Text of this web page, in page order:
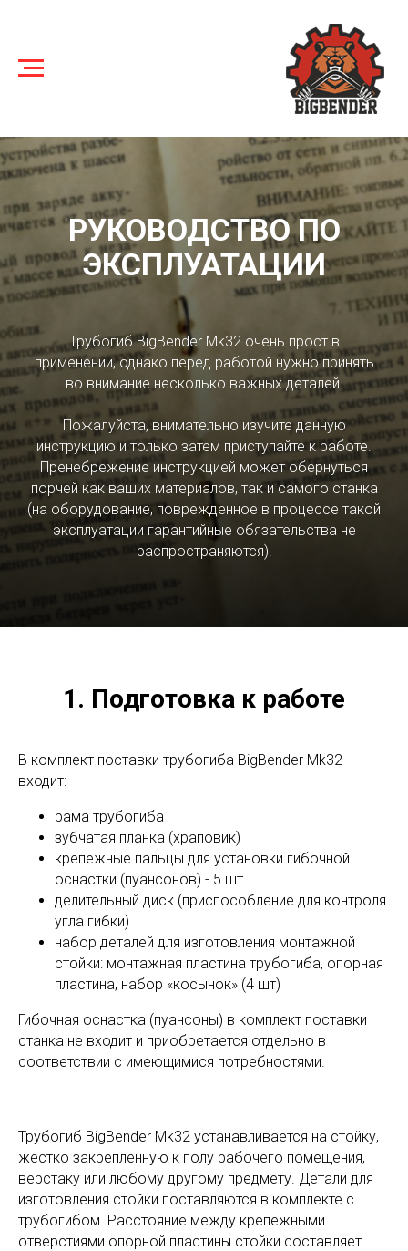
РУКОВОДСТВО ПО
ЭКСПЛУАТАЦИИ
Трубогиб BigBender Mk32 очень прост в
применении, однако перед работой нужно принять
во внимание несколько важных деталей.
Пожалуйста, внимательно изучите данную
инструкцию и только затем приступайте к работе.
Пренебрежение инструкцией может обернуться
порчей как ваших материалов, так и самого станка
(на оборудование, поврежденное в процессе такой
эксплуатации гарантийные обязательства не
распространяются).
1. Подготовка к работе
В комплект поставки трубогиба BigBender Mk32
входит:
рама трубогиба
зубчатая планка (храповик)
крепежные пальцы для установки гибочной
оснастки (пуансонов) - 5 шт
делительный диск (приспособление для контроля
угла гибки)
набор деталей для изготовления монтажной
стойки: монтажная пластина трубогиба, опорная
пластина, набор «косынок» (4 шт)
Гибочная оснастка (пуансоны) в комплект поставки
станка не входит и приобретается отдельно в
соответствии с имеющимися потребностями.
Трубогиб BigBender Mk32 устанавливается на стойку,
жестко закрепленную к полу рабочего помещения,
верстаку или любому другому предмету. Детали для
изготовления стойки поставляются в комплекте с
трубогибом. Расстояние между крепежными
отверстиями опорной пластины стойки составляет